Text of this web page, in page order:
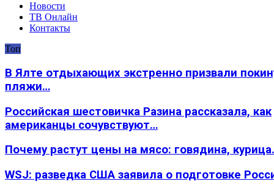
Новости
ТВ Онлайн
Контакты
Топ
В Ялте отдыхающих экстренно призвали
пляжи…
Российская шестовичка Разина рассказала, как
американцы сочувствуют…
Почему растут цены на мясо: говядина,
WSJ: разведка США заявила о подготовке